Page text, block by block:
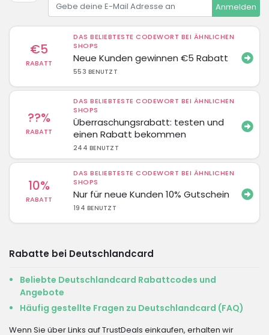
Anmelden
€5
RABATT
DAS BELIEBTESTE CODEWORT BEI ÄHNLICHEN
SHOPS
Neue Kunden gewinnen €5 Rabatt
553 BENUTZT
??%
RABATT
DAS BELIEBTESTE CODEWORT BEI ÄHNLICHEN
SHOPS
Überraschungsrabatt: testen und
einen Rabatt bekommen
244 BENUTZT
10%
RABATT
DAS BELIEBTESTE CODEWORT BEI ÄHNLICHEN
SHOPS
Nur für neue Kunden 10% Gutschein
194 BENUTZT
Rabatte bei Deutschlandcard
Beliebte Deutschlandcard Rabattcodes und
Angebote
Häufig gestellte Fragen zu Deutschlandcard (FAQ)
Wenn Sie über Links auf TrustDeals einkaufen, erhalten wir